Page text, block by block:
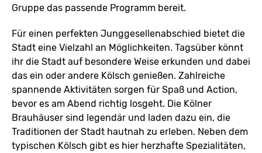
Gruppe das passende Programm bereit.
Für einen perfekten Junggesellenabschied bietet die
Stadt eine Vielzahl an Möglichkeiten. Tagsüber könnt
ihr die Stadt auf besondere Weise erkunden und dabei
das ein oder andere Kölsch genießen. Zahlreiche
spannende Aktivitäten sorgen für Spaß und Action,
bevor es am Abend richtig losgeht. Die Kölner
Brauhäuser sind legendär und laden dazu ein, die
Traditionen der Stadt hautnah zu erleben. Neben dem
typischen Kölsch gibt es hier herzhafte Spezialitäten,